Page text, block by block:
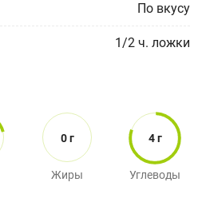
По вкусу
1/2 ч. ложки
0 г
Жиры
4 г
Углеводы